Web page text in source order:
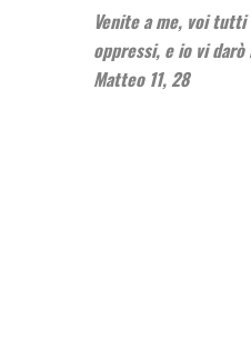
Venite a me, voi
oppressi, e io vi darò
Matteo 11, 28